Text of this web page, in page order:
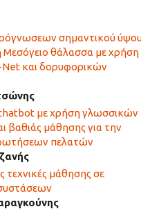
σημαντικού
Μεσόγειο θάλασσα με χρήση
και δορυφορικών
με χρήση γλωσσικών
βαθιάς μάθησης για την
πελατών
τεχνικές μάθησης σε